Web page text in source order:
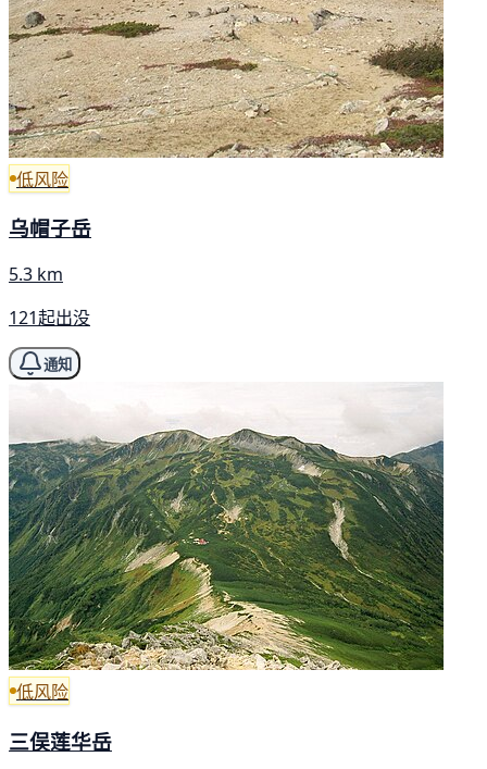
低风险
乌帽子岳
5.3 km
121起出没
通知
低风险
三俣莲华岳